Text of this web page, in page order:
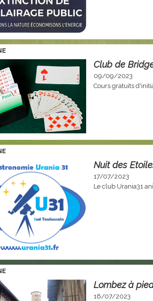
Club de
09/09/2023
Cours gratuits
Nuit des
17/07/2023
Le club Urania31
Lombez à
16/07/2023